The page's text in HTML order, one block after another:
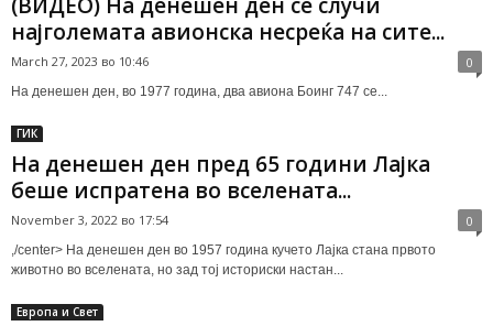
најголемата авионска несреќа на сите...
March 27, 2023 во 10:46 0
На денешен ден, во 1977 година, два авиона Боинг 747 се...
ГИК
На денешен ден пред 65 години Лајка
беше испратена во вселената...
November 3, 2022 во 17:54 0
,/center> На денешен ден во 1957 година кучето Лајка стана првото
животно во вселената, но зад тој историски настан...
Европа и Свет